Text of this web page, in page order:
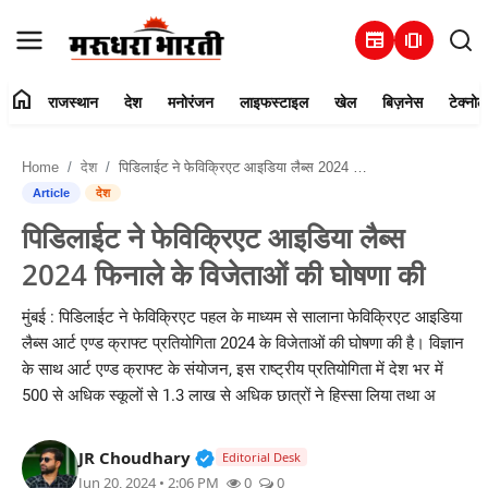
newspaper amp_stories
संपर्क करें
राजस्थान
मनोरंजन
लाइफस्टाइल
खेल
home राजस्थान देश मनोरंजन लाइफस्टाइल खेल बिज़नेस
Home देश पिडिलाईट ने फेविक्रिएट आइडिया लैब्स 2024 फिनाले के विजेताओं की घोषणा की
Article देश
पिडिलाईट ने फेविक्रिएट आइडिया लैब्स
2024 फिनाले के विजेताओं की घोषणा की
मुंबई : पिडिलाईट ने फेविक्रिएट पहल के माध्यम से सालाना फेविक्रिएट आइडिया
लैब्स आर्ट एण्ड क्राफ्ट प्रतियोगिता 2024 के विजेताओं की घोषणा की है। विज्ञान
के साथ आर्ट एण्ड क्राफ्ट के संयोजन, इस राष्ट्रीय प्रतियोगिता में देश भर में
500 से अधिक स्कूलों से 1.3 लाख से अधिक छात्रों ने हिस्सा लिया तथा अ
JR Choudhary Verified Public Figure • 30 Mar,
Editorial Desk
Jun 20, 2024 • 2:06 PM 0 0